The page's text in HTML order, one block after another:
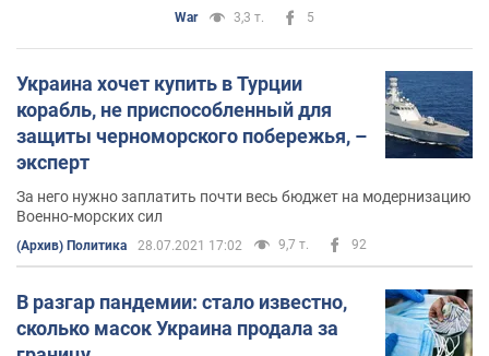
War 3,3 т. 5
Украина хочет купить в Турции
корабль, не приспособленный для
защиты черноморского побережья, –
эксперт
За него нужно заплатить почти весь бюджет на модернизацию
Военно-морских сил
(Архив) Политика 28.07.2021 17:02 9,7 т. 92
В разгар пандемии: стало известно,
сколько масок Украина продала за